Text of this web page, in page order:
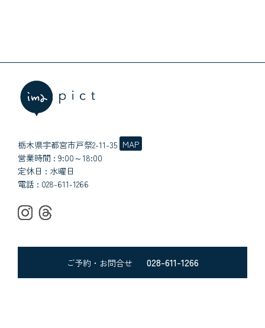
栃木県宇都宮市戸祭2-11-35 MAP
営業時間 : 9:00～18:00
定休日 : 水曜日
電話 : 028-611-1266
ご予約・お問合せ 028-611-1266